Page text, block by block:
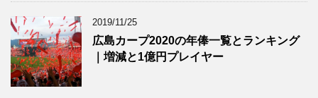
2019/11/25
広島カープ2020の年俸一覧とランキング
｜増減と1億円プレイヤー